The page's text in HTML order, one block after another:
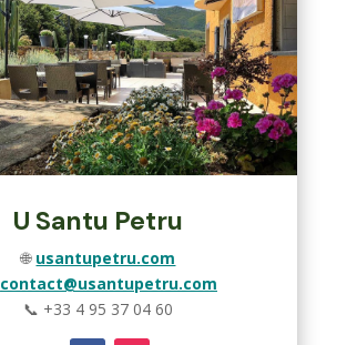
U Santu Petru
🌐 usantupetru.com
contact@usantupetru.com
📞 +33 4 95 37 04 60